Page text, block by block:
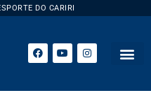
DO CARIRI